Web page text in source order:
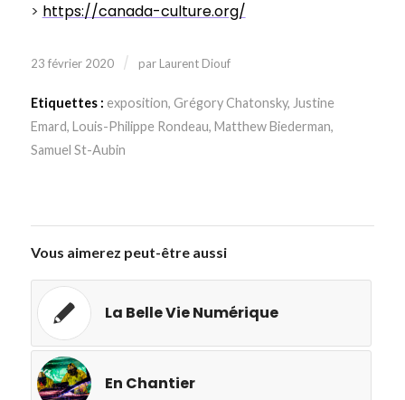
> https://canada-culture.org/
23 février 2020 / par Laurent Diouf
Etiquettes : exposition, Grégory Chatonsky, Justine
Emard, Louis-Philippe Rondeau, Matthew Biederman,
Samuel St-Aubin
Vous aimerez peut-être aussi
La Belle Vie Numérique
En Chantier